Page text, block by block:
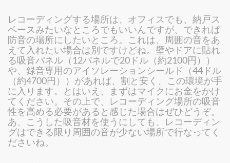
レコーディングする場所は、オフィスでも、納戸ス
ペースみたいなところでもいいんですが、できれば
防音の場所にしたいところ。これは、周囲の音をあ
えて入れたい場合は別ですけどね。壁やドアに貼れ
る吸音パネル（12パネルで20ドル（約2100円））
や、録音専用のアイソレーションシールド（44ドル
（約4700円））があれば、割と安く、この環境が手
に入ります。とはいえ、まずはマイクにお金をかけ
てください。その上で、レコーディング場所の吸音
性を高める必要があると感じた場合はぜひどうぞ。
あ、こうした吸音材を使うにしても、レコーディン
グはできる限り周囲の音が少ない場所で行なってく
ださいね。